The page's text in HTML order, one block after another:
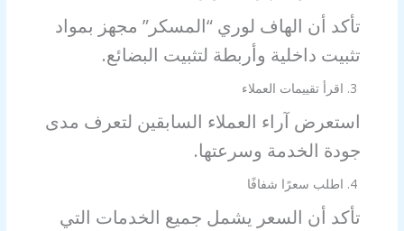
تأكد أن الهاف لوري “المسكر” مجهز بمواد
تثبيت داخلية وأربطة لتثبيت البضائع.
استعرض آراء العملاء السابقين لتعرف مدى
جودة الخدمة وسرعتها.
4. اطلب سعرًا شفافًا
تأكد أن السعر يشمل جميع الخدمات التي